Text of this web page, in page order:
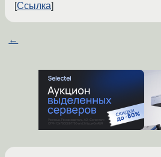
Ссылка
←